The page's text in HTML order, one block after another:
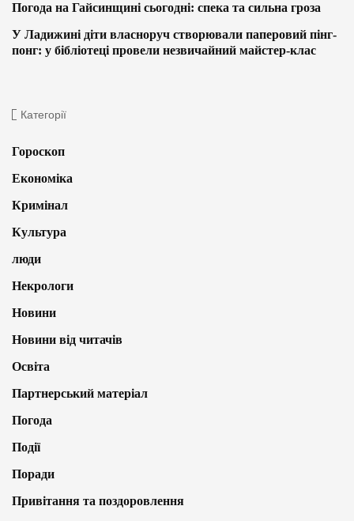
Погода на Гайсинщині сьогодні: спека та сильна гроза
У Ладижині діти власноруч створювали паперовий пінг-
понг: у бібліотеці провели незвичайний майстер-клас
Категорії
Гороскоп
Економіка
Кримінал
Культура
люди
Некрологи
Новини
Новини від читачів
Освіта
Партнерський матеріал
Погода
Події
Поради
Привітання та поздоровлення